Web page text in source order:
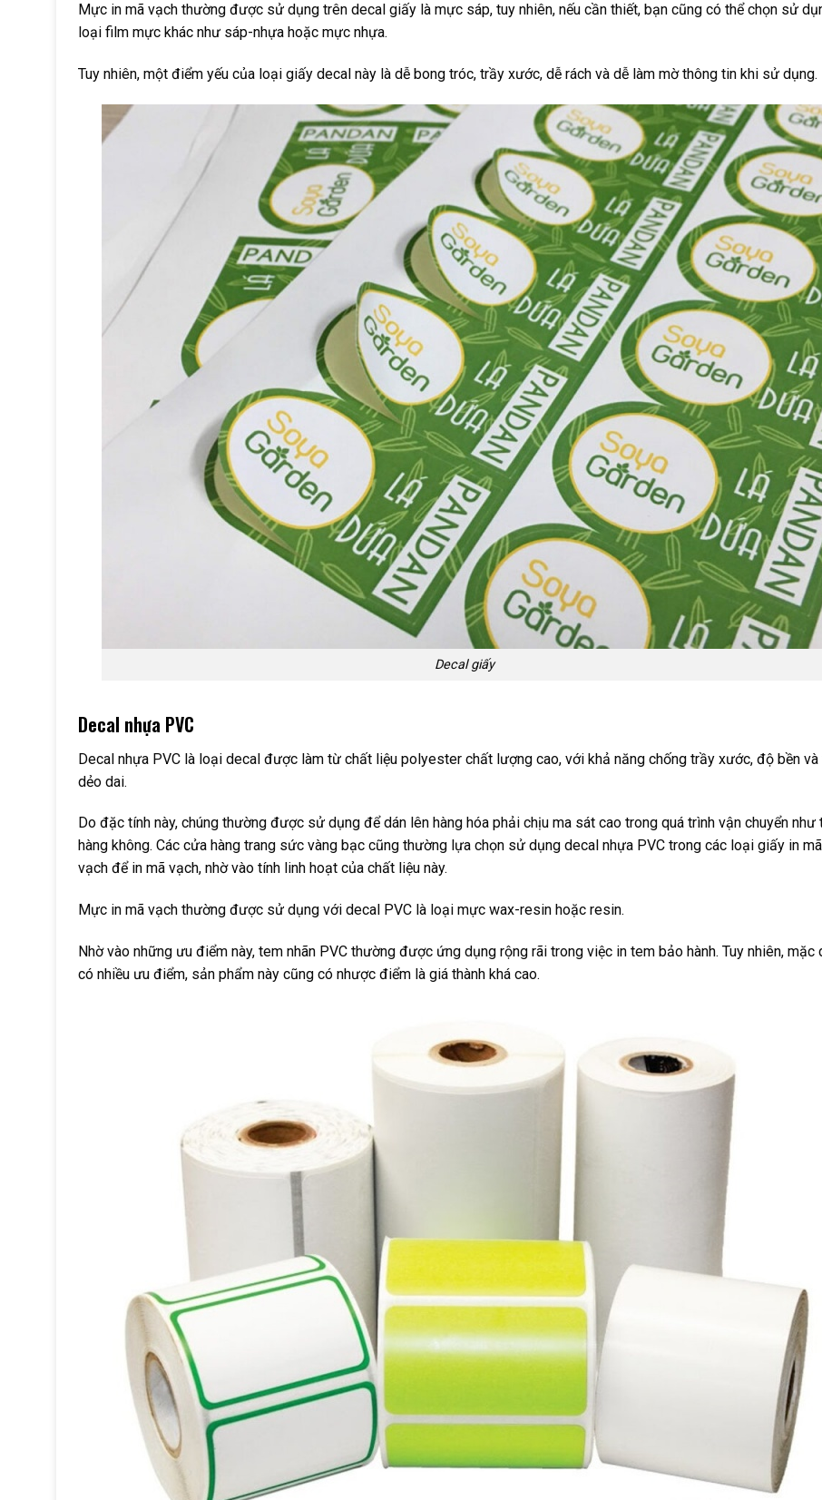
Mực in mã vạch thường được sử dụng trên decal giấy là mực sáp, tuy nhiên, nếu cần thiết, bạn cũng có thể chọn sử
loại film mực khác như sáp-nhựa hoặc mực nhựa.
Tuy nhiên, một điểm yếu của loại giấy decal này là dễ bong tróc, trầy xước, dễ rách và dễ làm mờ thông tin khi sử dụng.
Decal giấy
Decal nhựa PVC
Decal nhựa PVC là loại decal được làm từ chất liệu polyester chất lượng cao, với khả năng chống trầy xước, độ bền và
dẻo dai.
Do đặc tính này, chúng thường được sử dụng để dán lên hàng hóa phải chịu ma sát cao trong quá trình vận chuyển như
hàng không. Các cửa hàng trang sức vàng bạc cũng thường lựa chọn sử dụng decal nhựa PVC trong các loại giấy in mã
vạch để in mã vạch, nhờ vào tính linh hoạt của chất liệu này.
Mực in mã vạch thường được sử dụng với decal PVC là loại mực wax-resin hoặc resin.
Nhờ vào những ưu điểm này, tem nhãn PVC thường được ứng dụng rộng rãi trong việc in tem bảo hành. Tuy nhiên, mặc
có nhiều ưu điểm, sản phẩm này cũng có nhược điểm là giá thành khá cao.